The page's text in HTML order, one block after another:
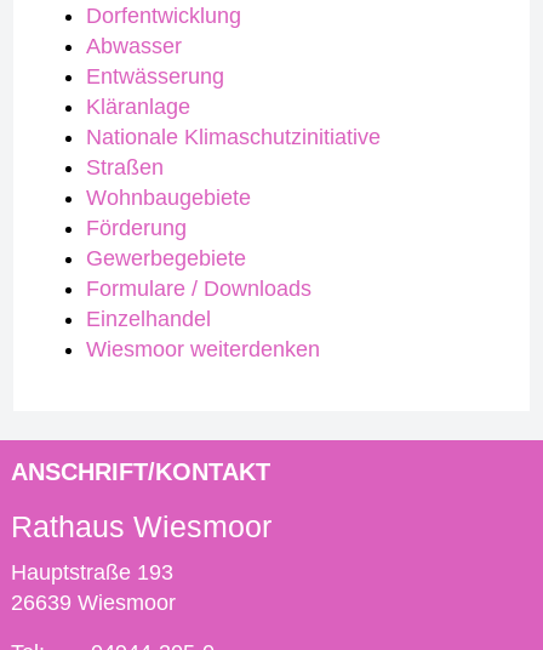
Dorfentwicklung
Abwasser
Entwässerung
Kläranlage
Nationale Klimaschutzinitiative
Straßen
Wohnbaugebiete
Förderung
Gewerbegebiete
Formulare / Downloads
Einzelhandel
Wiesmoor weiterdenken
ANSCHRIFT/KONTAKT
Rathaus Wiesmoor
Hauptstraße 193
26639 Wiesmoor